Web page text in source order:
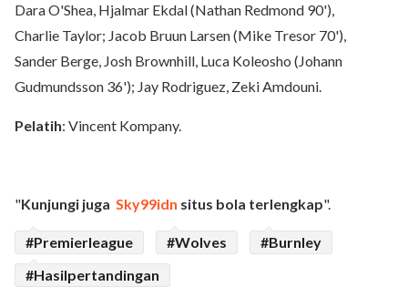
Dara O'Shea, Hjalmar Ekdal (Nathan Redmond 90'),
Charlie Taylor; Jacob Bruun Larsen (Mike Tresor 70'),
Sander Berge, Josh Brownhill, Luca Koleosho (Johann
Gudmundsson 36'); Jay Rodriguez, Zeki Amdouni.
Pelatih: Vincent Kompany.
"Kunjungi juga Sky99idn situs bola terlengkap".
#Premierleague #Wolves
#Burnley
#Hasilpertandingan